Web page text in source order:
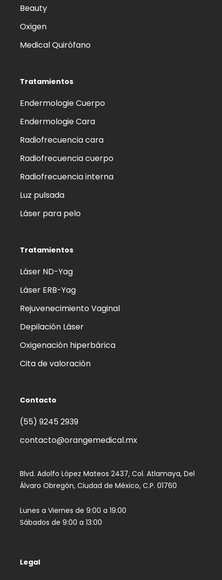
Beauty
Oxigen
Medical Quirófano
Tratamientos
Endermologie Cuerpo
Endermologie Cara
Radiofrecuencia cara
Radiofrecuencia cuerpo
Radiofrecuencia interna
Luz pulsada
Láser para pelo
Tratamientos
Láser ND-Yag
Láser ERB-Yag
Rejuvenecimiento Vaginal
Depilación Láser
Oxigenación hiperbárica
Cita de valoración
Contacto
(55) 9245 2939‬
contacto@orangemedical.mx
Blvd. Adolfo López Mateos 2437, Col. Atlamaya, Del
Álvaro Obregón, Ciudad de México, C.P. 01760
Lunes a Viernes de 9:00 a 19:00
Sábados de 9:00 a 13:00
Legal